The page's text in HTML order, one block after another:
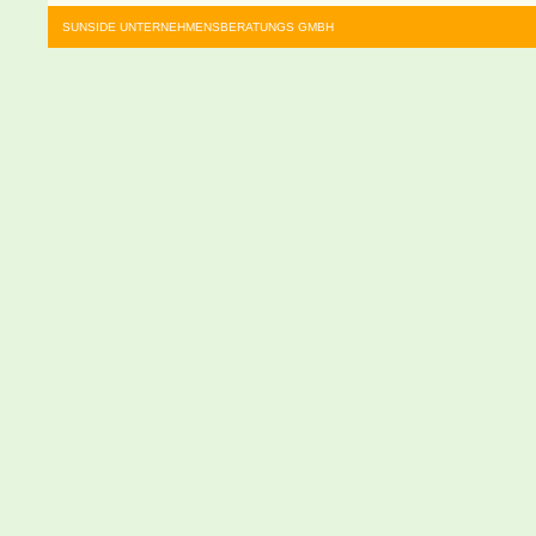
SUNSIDE UNTERNEHMENSBERATUNGS GMBH